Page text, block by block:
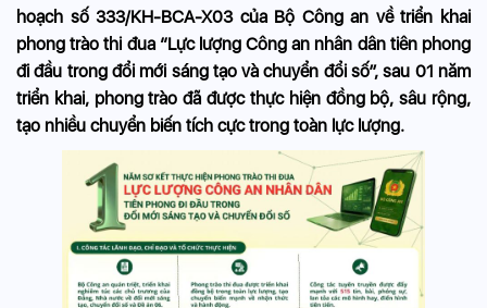
hoạch số 333/KH-BCA-X03 của Bộ Công an về triển khai
phong trào thi đua “Lực lượng Công an nhân dân tiên phong
đi đầu trong đổi mới sáng tạo và chuyển đổi số”, sau 01 năm
triển khai, phong trào đã được thực hiện đồng bộ, sâu rộng,
tạo nhiều chuyển biến tích cực trong toàn lực lượng.